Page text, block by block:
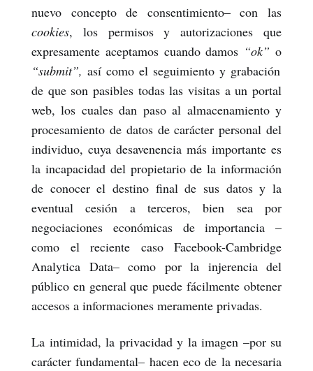
nuevo concepto de consentimiento– con las
cookies, los permisos y autorizaciones que
expresamente aceptamos cuando damos “ok” o
“submit”, así como el seguimiento y grabación
de que son pasibles todas las visitas a un portal
web, los cuales dan paso al almacenamiento y
procesamiento de datos de carácter personal del
individuo, cuya desavenencia más importante es
la incapacidad del propietario de la información
de conocer el destino final de sus datos y la
eventual cesión a terceros, bien sea por
negociaciones económicas de importancia –
como el reciente caso Facebook-Cambridge
Analytica Data– como por la injerencia del
público en general que puede fácilmente obtener
accesos a informaciones meramente privadas.
La intimidad, la privacidad y la imagen –por su
carácter fundamental– hacen eco de la necesaria